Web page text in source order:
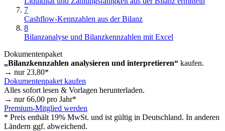
7
Cashflow-Kennzahlen aus der Bilanz
8
Bilanzanalyse und Bilanzkennzahlen mit Excel
Dokumentenpaket
„Bilanzkennzahlen analysieren und interpretieren“ kaufen.
→ nur 23,80*
Dokumentenpaket kaufen
Alles sofort lesen & Vorlagen herunterladen.
→ nur66,00 pro Jahr*
Premium-Mitglied werden
* Preis enthält 19% MwSt. und ist gültig in Deutschland. In anderen
Ländern ggf. abweichend.